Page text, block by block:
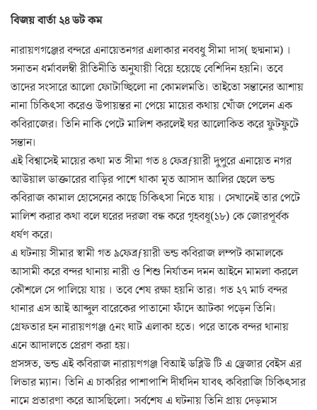
বিজয় বার্তা ২৪ ডট কম
নারায়ণগঞ্জের বন্দরে এনায়েতনগর এলাকার নববধু সীমা দাস( ছদ্মনাম) ।
সনাতন ধর্মাবলম্বী রীতিনীতি অনুযায়ী বিয়ে হয়েছে বেশিদিন হয়নি। তবে
তাদের সংসারে আলো ফোটাচ্ছিলো না কোমলমতি। তাইতো সন্তানের আশায়
নানা চিকিৎসা করেও উপায়ন্তর না পেয়ে মায়ের কথায় খোঁজ পেলেন এক
কবিরাজের। তিনি নাকি পেটে মালিশ করলেই ঘর আলোকিত করে ফুটফুটে
সন্তান।
এই বিশ্বাসেই মায়ের কথা মত সীমা গত ৪ ফেব্রƒয়ারী দুপুরে এনায়েত নগর
আউয়াল ডাক্তারের বাড়ির পাশে থাকা মৃত আসাদ আলির ছেলে ভন্ড
কবিরাজ কামাল হোসেনের কাছে চিকিৎসা নিতে যায় । সেখানেই তার পেটে
মালিশ করার কথা বলে ঘরের দরজা বন্ধ করে গৃহবধূ(১৮) কে জোরপূর্বক
ধর্ষণ করে।
এ ঘটনায় সীমার স্বামী গত ৯ফেব্রƒয়ারী ভন্ড কবিরাজ লম্পট কামালকে
আসামী করে বন্দর থানায় নারী ও শিশু নির্যাতন দমন আইনে মামলা করলে
কৌশলে সে পালিয়ে যায় । তবে শেষ রক্ষা হয়নি তার। গত ২৭ মার্চ বন্দর
থানার এস আই আব্দুল বারেকের পাতানো ফাঁদে আটকা পড়েন তিনি।
গ্রেফতার হন নারায়ণগঞ্জ ৫নং ঘাট এলাকা হতে। পরে তাকে বন্দর থানায়
এনে আদালতে প্রেরণ করা হয়।
প্রসঙ্গত, ভন্ড এই কবিরাজ নারায়ণগঞ্জ বিআই ডব্লিউ টি এ ড্রেজার বেইস এর
লিভার ম্যান। তিনি এ চাকরির পাশাপাশি দীর্ঘদিন যাবৎ কবিরাজি চিকিৎসার
নামে প্রতারণা করে আসছিলো। সর্বশেষ এ ঘটনায় তিনি প্রায় দেড়মাস